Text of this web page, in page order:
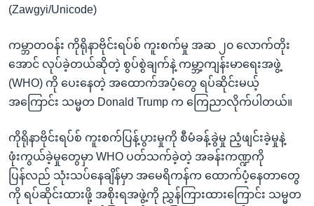
ရှာဖွေ
နေရာ
သို့
ကျော်
ရန်
(Zawgyi/Unicode)
ကမ္ဘာတဝန်း ကိုရိုနာဗိုင်းရပ်စ် ကူးစက်မှု အဆ ၂၀ လောက်တိုး
အောင် လုပ်ခဲ့တယ်ဆိုတဲ့ စွပ်စွဲချက်နဲ့ ကမ္ဘာ့ကျန်းမာရေးအဖွဲ့
(WHO) ကို ပေးနေတဲ့ အထောက်အပံ့တွေ ရပ်ဆိုင်းမယ့်
အကြောင်း သမ္မတ Donald Trump က ကြေညာလိုက်ပါတယ်။
ကိုရိုနာဗိုင်းရပ်စ် ကူးစက်ပြန့်ပွားမှုကို စီမံခန့်ခွဲမှု ညံ့ဖျင်းခဲ့မှုနဲ့
ဖုံးကွယ်ခဲ့မှုတွေမှာ WHO ပတ်သက်ခဲ့တဲ့ အခန်းကဏ္ဍကို
ပြန်လည် သုံးသပ်နေချိန်မှာ အမေရိကန်က ထောက်ပံ့နေတာတွေ
ကို ရပ်ဆိုင်းထားဖို့ အစိုးရအဖွဲ့ကို ညွှန်ကြားထားကြောင်း သမ္မတ